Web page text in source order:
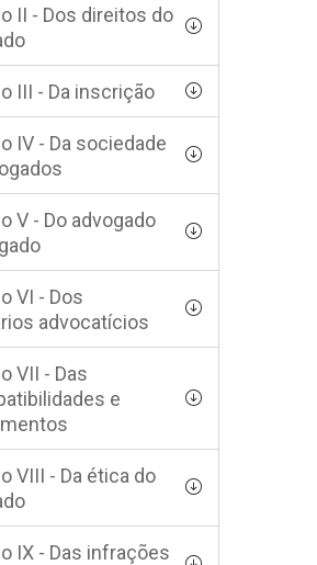
II - Dos direitos do
III - Da inscrição
IV - Da sociedade
V - Do advogado
VI - Dos
advocatícios
VII - Das
e
VIII - Da ética do
IX - Das infrações